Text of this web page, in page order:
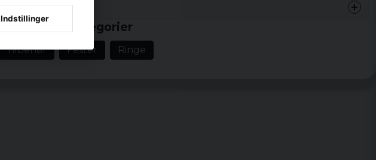
for 7 år siden
Prishistorik
Relaterede kategorier
Tilbehør Fester Ringe
Indstillinger